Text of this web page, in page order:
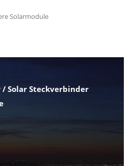
Solarmodule
Solar Steckverbinder